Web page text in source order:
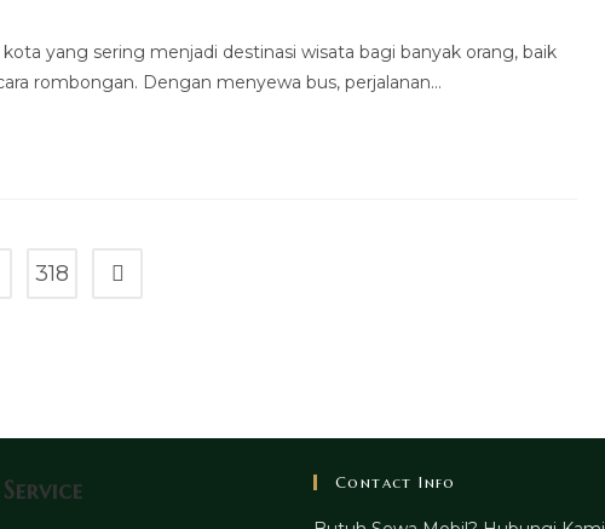
yang sering menjadi destinasi wisata bagi banyak orang, baik
rombongan. Dengan menyewa bus, perjalanan…
318 Go to the next page
Contact Info